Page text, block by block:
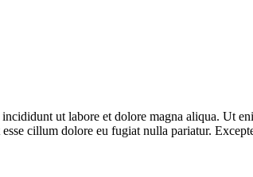
ut labore et dolore magna aliqua. Ut
cillum dolore eu fugiat nulla pariatur.